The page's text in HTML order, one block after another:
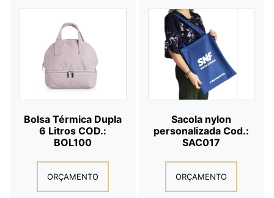
Bolsa Térmica Dupla
6 Litros COD.:
BOL100
ORÇAMENTO
Sacola nylon
personalizada Cod.:
SAC017
ORÇAMENTO